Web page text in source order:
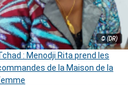
© (DR)
: Menodji Rita prend les
de la Maison de la